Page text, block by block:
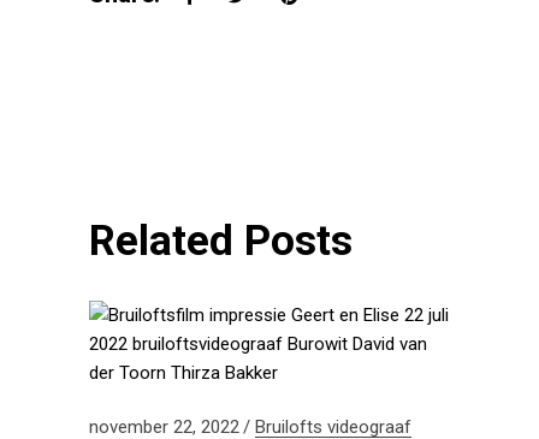
Related Posts
november 22, 2022 Bruilofts videograaf